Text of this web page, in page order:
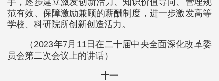
范有效、保障激励兼顾的薪酬制度，进一步激发高等
学校、科研院所创新创造活力。
（2023年7月11日在二十届中央全面深化改革委
员会第二次会议上的讲话）
十一